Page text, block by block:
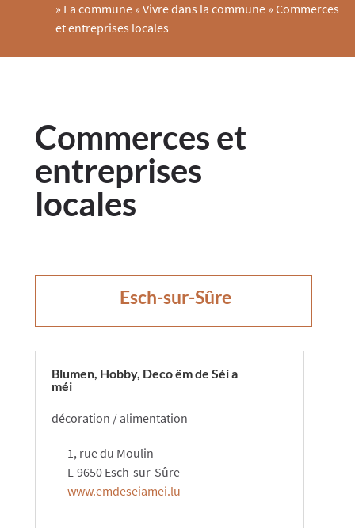
» La commune » Vivre dans la commune » Commerces
et entreprises locales
Commerces et
entreprises
locales
​​Esch-sur-Sûre
Blumen, Hobby, Deco ëm de Séi a
méi
décoration / alimentation​
1, rue du Moulin
L-9650 Esch-sur-Sûre
www.emdeseiamei.lu